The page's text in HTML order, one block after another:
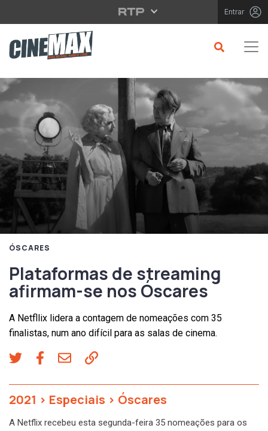
Saltar para o conteúdo principal Entrar
ÓSCARES
Plataformas de streaming
afirmam-se nos Óscares
A Netfllix lidera a contagem de nomeações com 35
finalistas, num ano difícil para as salas de cinema.
2021 > Especiais > Óscares
A Netflix recebeu esta segunda-feira 35 nomeações para os